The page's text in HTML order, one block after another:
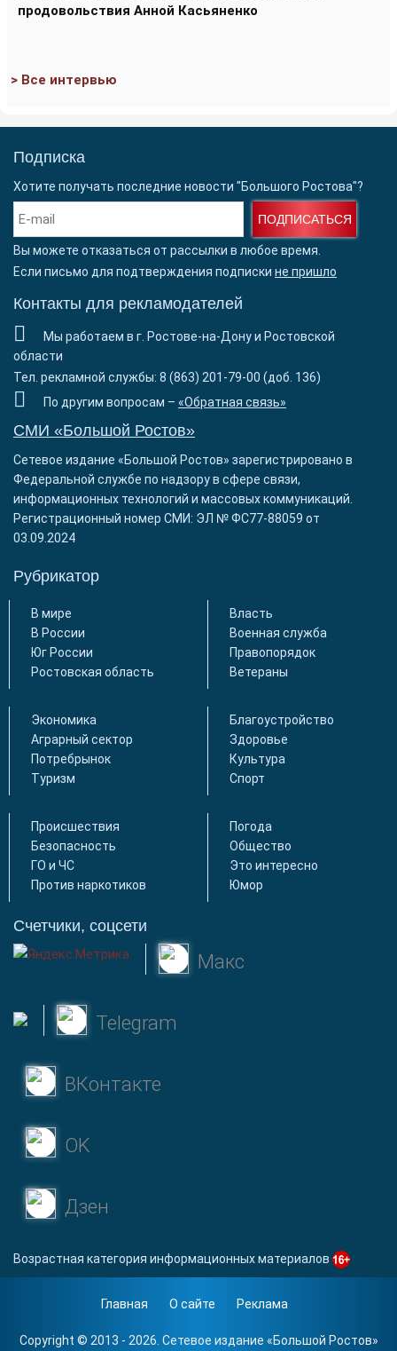
продовольствия Анной Касьяненко
> Все интервью
Подписка
Хотите получать последние новости "Большого Ростова"?
ПОДПИСАТЬСЯ
Вы можете отказаться от рассылки в любое время.
Если письмо для подтверждения подписки не пришло
Контакты для рекламодателей
Мы работаем в г. Ростове-на-Дону и Ростовской
области
Тел. рекламной службы: 8 (863) 201-79-00 (доб. 136)
По другим вопросам – «Обратная связь»
СМИ «Большой Ростов»
Сетевое издание «Большой Ростов» зарегистрировано в
Федеральной службе по надзору в сфере связи,
информационных технологий и массовых коммуникаций.
Регистрационный номер СМИ: ЭЛ № ФС77-88059 от
03.09.2024
Рубрикатор
В мире
В России
Юг России
Ростовская область
Власть
Военная служба
Правопорядок
Ветераны
Экономика
Аграрный сектор
Потребрынок
Туризм
Благоустройство
Здоровье
Культура
Спорт
Происшествия
Безопасность
ГО и ЧС
Против наркотиков
Погода
Общество
Это интересно
Юмор
Счетчики, соцсети
Макс
Telegram
ВКонтакте
OK
Дзен
Возрастная категория информационных материалов
Главная О сайте Реклама
Copyright © 2013 - 2026. Сетевое издание «Большой Ростов»